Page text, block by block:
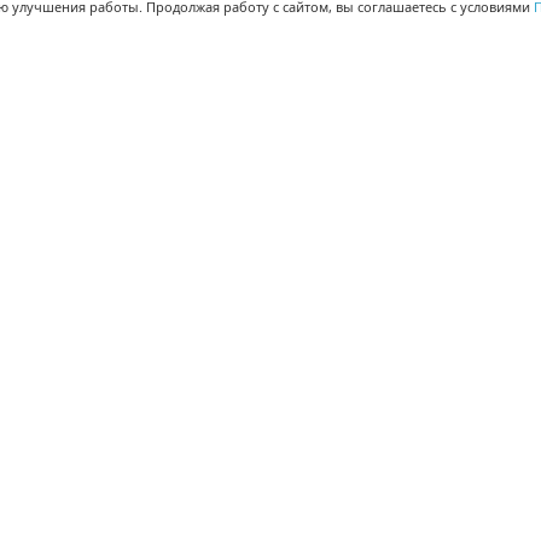
улучшения работы. Продолжая работу с сайтом, вы соглашаетесь с условиями